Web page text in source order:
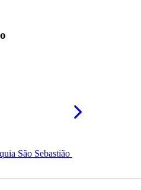
São Sebastião